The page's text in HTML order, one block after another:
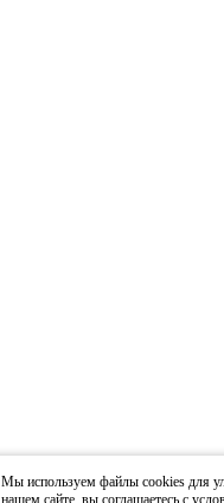
Мы используем файлы cookies для
нашем сайте, вы соглашаетесь с